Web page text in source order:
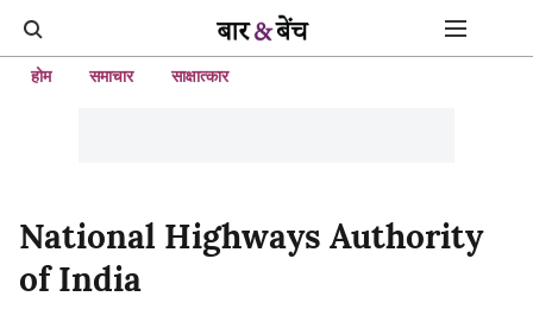
होम समाचार साक्षात्कार
National Highways Authority
of India